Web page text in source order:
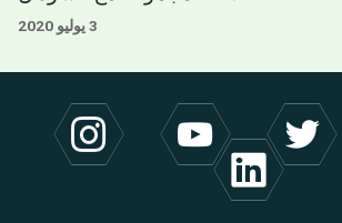
3 يوليو 2020